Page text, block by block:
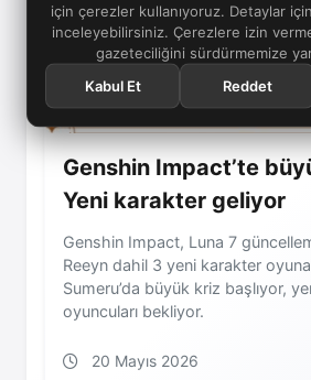
için çerezler kullanıyoruz. Detaylar için
inceleyebilirsiniz. Çerezlere izin
gazeteciliğini sürdürmemize
Kabul Et
Reddet
Genshin Impact’te
Yeni karakter geliyor
Genshin Impact, Luna 7
Reeyn dahil 3 yeni karakter
Sumeru’da büyük kriz başlıyor,
oyuncuları bekliyor.
20 Mayıs 2026